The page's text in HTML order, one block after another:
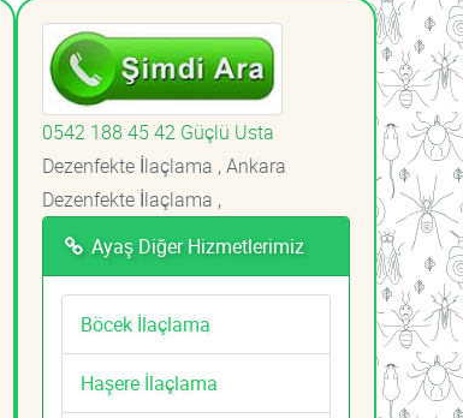
0542 188 45 42 Güçlü Usta
Dezenfekte İlaçlama , Ankara
Dezenfekte İlaçlama ,
Ayaş Diğer Hizmetlerimiz
Böcek İlaçlama
Haşere İlaçlama